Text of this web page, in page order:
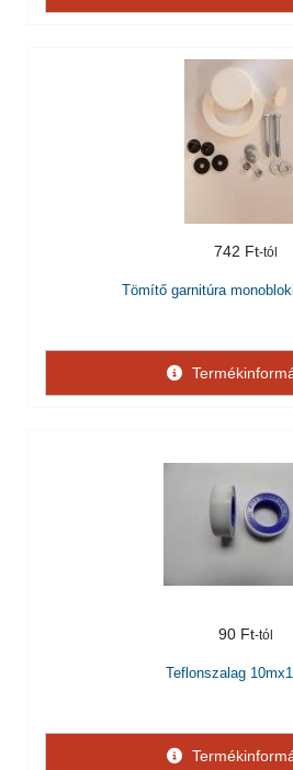
742 Ft
Tömítő garnitúra
90 Ft
Teflonszalag